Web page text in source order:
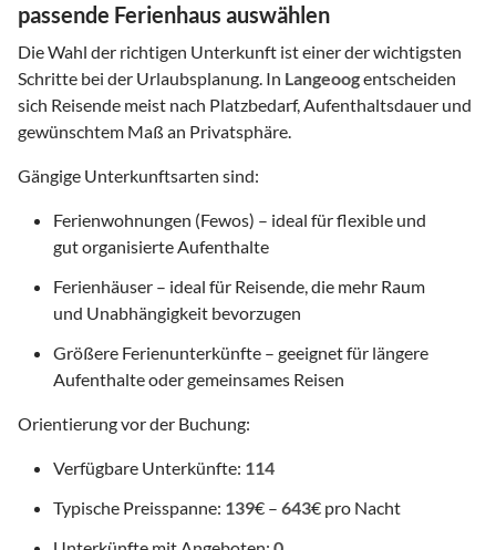
passende Ferienhaus auswählen
Die Wahl der richtigen Unterkunft ist einer der wichtigsten
Schritte bei der Urlaubsplanung. In Langeoogentscheiden
sich Reisende meist nach Platzbedarf, Aufenthaltsdauer und
gewünschtem Maß an Privatsphäre.
Gängige Unterkunftsarten sind:
Ferienwohnungen (Fewos) – ideal für flexible und
gut organisierte Aufenthalte
Ferienhäuser – ideal für Reisende, die mehr Raum
und Unabhängigkeit bevorzugen
Größere Ferienunterkünfte – geeignet für längere
Aufenthalte oder gemeinsames Reisen
Orientierung vor der Buchung:
Verfügbare Unterkünfte: 114
Typische Preisspanne: 139€ – 643€ pro Nacht